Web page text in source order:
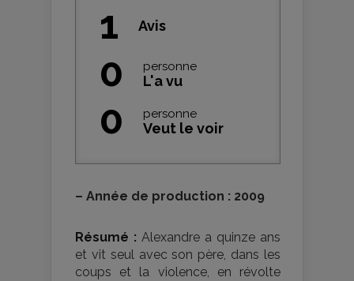
1 Avis
0 personne
L'a vu
0 personne
Veut le voir
– Année de production : 2009
Résumé : Alexandre a quinze ans
et vit seul avec son père, dans les
coups et la violence, en révolte